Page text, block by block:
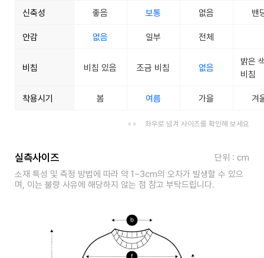
신축성 좋음 보통 없음 밴
안감 없음 일부 전체
비침 비침 있음 조금 비침 없음
밝은
비침
착용시기 봄 여름 가을 겨
좌우로 넘겨 사이즈를 확인해 보세요
실측사이즈
단위 : cm
소재 특성 및 측정 방법에 따라 약 1~3cm의 오차가 발생할 수 있으
며, 이는 불량 사유에 해당하지 않는 점 참고 부탁드립니다.